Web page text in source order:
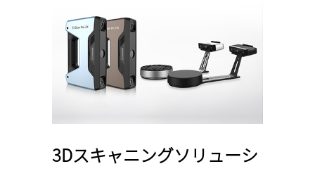
3Dスキャニングソリューシ